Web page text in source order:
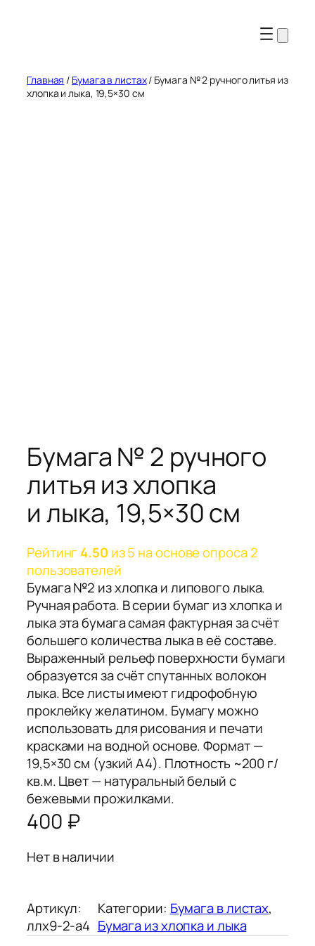
Главная / Бумага в листах/ Бумага № 2 ручного литья из
хлопка и лыка, 19,5×30 см
Бумага № 2 ручного
литья из хлопка
и лыка, 19,5×30 см
Рейтинг4.50 из 5 на основе опроса2
пользователей
Бумага №2 из хлопка и липового лыка.
Ручная работа. В серии бумаг из хлопка и
лыка эта бумага самая фактурная за счёт
большего количества лыка в её составе.
Выраженный рельеф поверхности бумаги
образуется за счёт спутанных волокон
лыка. Все листы имеют гидрофобную
проклейку желатином. Бумагу можно
использовать для рисования и печати
красками на водной основе. Формат —
19,5×30 см (узкий A4). Плотность ~200 г/
кв.м. Цвет — натуральный белый с
бежевыми прожилками.
400 ₽
Нет в наличии
Артикул:
ллх9-2-а4
Категории: Бумага в листах
Бумага из хлопка и лыка